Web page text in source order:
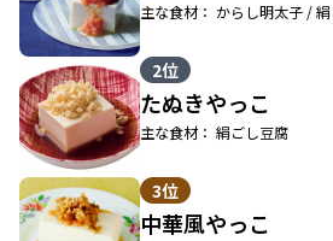
主な食材： からし明太子 /
2位
たぬきやっこ
主な食材： 絹ごし豆腐
3位
中華風やっこ